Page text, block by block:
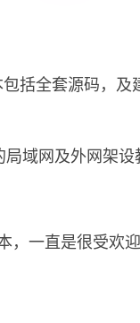
包括全套源码，及
域网及外网架
，一直是很受欢